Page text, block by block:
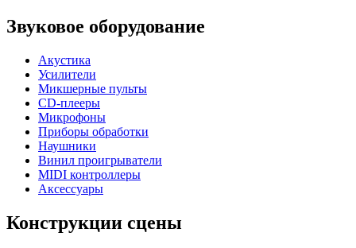
Звуковое оборудование
Акустика
Усилители
Микшерные пульты
CD-плееры
Микрофоны
Приборы обработки
Наушники
Винил проигрыватели
MIDI контроллеры
Аксессуары
Конструкции сцены